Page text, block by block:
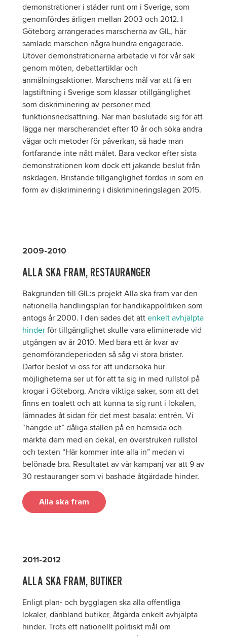
demonstrationer i städer runt om i Sverige, som
genomfördes årligen mellan 2003 och 2012. I
Göteborg arrangerades marscherna av GIL, här
samlade marschen några hundra engagerade.
Utöver demonstrationerna arbetade vi för vår sak
genom möten, debattartiklar och
anmälningsaktioner. Marschens mål var att få en
lagstiftning i Sverige som klassar otillgänglighet
som diskriminering av personer med
funktionsnedsättning. När man beslutade sig för att
lägga ner marscherandet efter 10 år och söka andra
vägar och metoder för påverkan, så hade man
fortfarande inte nått målet. Bara veckor efter sista
demonstrationen kom dock ett jakande beslut från
riskdagen. Bristande tillgänglighet fördes in som en
form av diskriminering i diskrimineringslagen 2015.
2009-2010
ALLA SKA FRAM, RESTAURANGER
Bakgrunden till GIL:s projekt Alla ska fram var den
nationella handlingsplan för handikappolitiken som
antogs år 2000. I den sades det att enkelt avhjälpta
hinder för tillgänglighet skulle vara eliminerade vid
utgången av år 2010. Med bara ett år kvar av
genomförandeperioden så såg vi stora brister.
Därför beslöt vi oss för att undersöka hur
möjligheterna ser ut för att ta sig in med rullstol på
krogar i Göteborg. Andra viktiga saker, som att det
finns en toalett och att kunna ta sig runt i lokalen,
lämnades åt sidan för det mest basala: entrén. Vi
“hängde ut” dåliga ställen på en hemsida och
märkte dem med en dekal, en överstruken rullstol
och texten “Här kommer inte alla in” medan vi
belönade bra. Resultatet av vår kampanj var att 9 av
30 restauranger som vi bashade åtgärdade hinder.
Alla ska fram
2011-2012
ALLA SKA FRAM, BUTIKER
Enligt plan- och bygglagen ska alla offentliga
lokaler, däribland butiker, åtgärda enkelt avhjälpta
hinder. Trots ett nationellt politiskt mål om